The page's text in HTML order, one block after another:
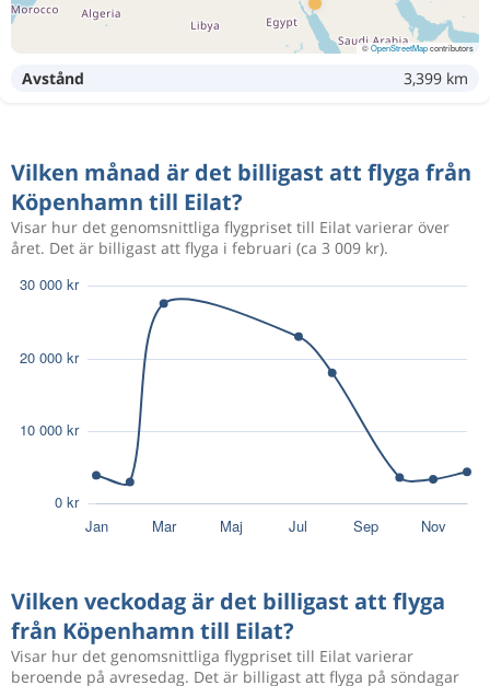
©OpenStreetMapcontributors
Avstånd 3,399 km
Vilken månad är det billigast att flyga från
Köpenhamn till Eilat?
Visar hur det genomsnittliga flygpriset till Eilat varierar över
året. Det är billigast att flyga i februari (ca 3 009 kr).
Vilken veckodag är det billigast att flyga
från Köpenhamn till Eilat?
Visar hur det genomsnittliga flygpriset till Eilat varierar
beroende på avresedag. Det är billigast att flyga på söndagar